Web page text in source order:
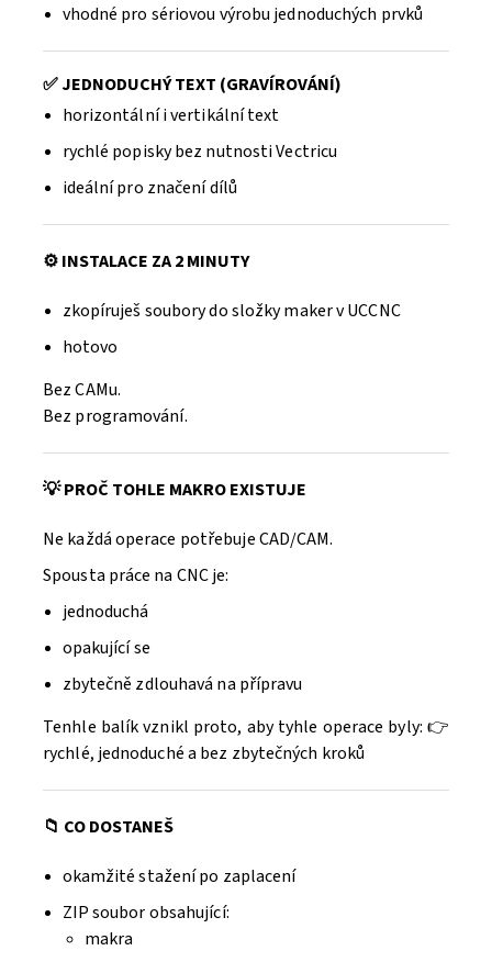
vhodné pro sériovou výrobu jednoduchých prvků
✅ JEDNODUCHÝ TEXT (GRAVÍROVÁNÍ)
horizontální i vertikální text
rychlé popisky bez nutnosti Vectricu
ideální pro značení dílů
⚙️ INSTALACE ZA 2 MINUTY
zkopíruješ soubory do složky maker v UCCNC
hotovo
Bez CAMu.
Bez programování.
💡 PROČ TOHLE MAKRO EXISTUJE
Ne každá operace potřebuje CAD/CAM.
Spousta práce na CNC je:
jednoduchá
opakující se
zbytečně zdlouhavá na přípravu
Tenhle balík vznikl proto, aby tyhle operace byly: 👉
rychlé, jednoduché a bez zbytečných kroků
📁 CO DOSTANEŠ
okamžité stažení po zaplacení
ZIP soubor obsahující:
makra